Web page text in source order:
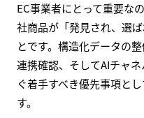
EC事業者にとって重要な
社商品が「発見され、選
とです。構造化データの
連携確認、そしてAIチャ
ぐ着手すべき優先事項と
す。